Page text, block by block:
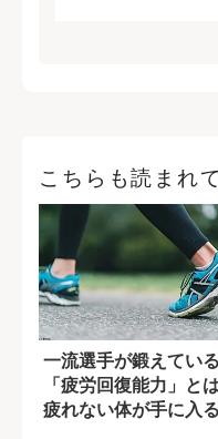
こちらも読まれ
一流選手が鍛えている
「疲労回復能力」と
疲れない体が手に入